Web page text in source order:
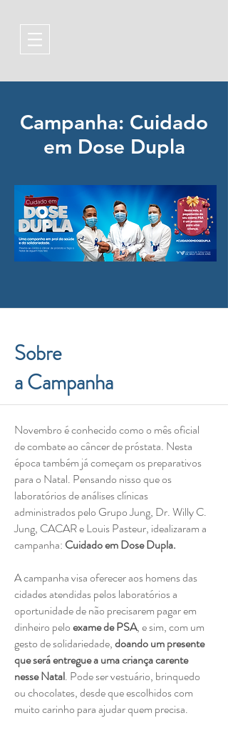
Campanha: Cuidado
em Dose Dupla
Sobre
a Campanha
Novembro é conhecido como o mês oficial
de combate ao câncer de próstata. Nesta
época também já começam os preparativos
para o Natal. Pensando nisso que os
laboratórios de análises clínicas
administrados pelo Grupo Jung, Dr. Willy C.
Jung, CACAR e Louis Pasteur, idealizaram a
campanha: Cuidado em Dose Dupla.
A campanha visa oferecer aos homens das
cidades atendidas pelos laboratórios a
oportunidade de não precisarem pagar em
dinheiro peloexame de PSA, e sim, com um
gesto de solidariedade,doando um presente
que será entregue a uma criança carente
nesse Natal. Pode ser vestuário, brinquedo
ou chocolates, desde que escolhidos com
muito carinho para ajudar quem precisa.